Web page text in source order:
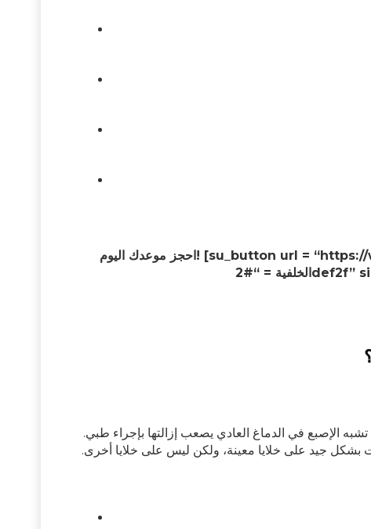
احجز موعدك اليوم! [su_button url = “https://wa.me/919599004311” target = “blank” style = “stroked”
الإصبع في الدماغ العادي يصعب إزالتها بإجراء طبي.
بشكل جيد على خلايا معينة، ولكن ليس على خلايا أخرى.